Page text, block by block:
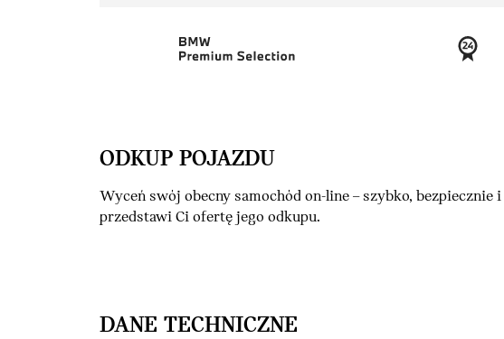
ODKUP POJAZDU
Wyceń swój obecny samochód on-line – szybko,
przedstawi Ci ofertę jego odkupu.
DANE TECHNICZNE